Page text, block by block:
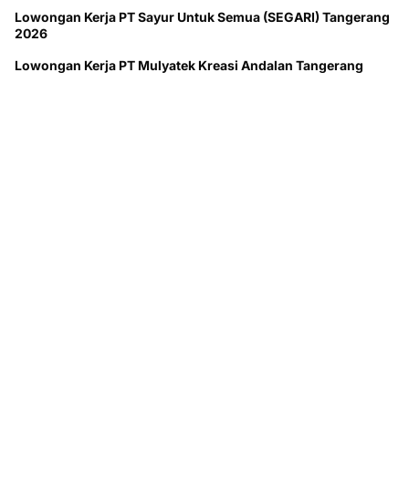
Lowongan Kerja PT Sayur Untuk Semua (SEGARI) Tangerang
2026
Lowongan Kerja PT Mulyatek Kreasi Andalan Tangerang